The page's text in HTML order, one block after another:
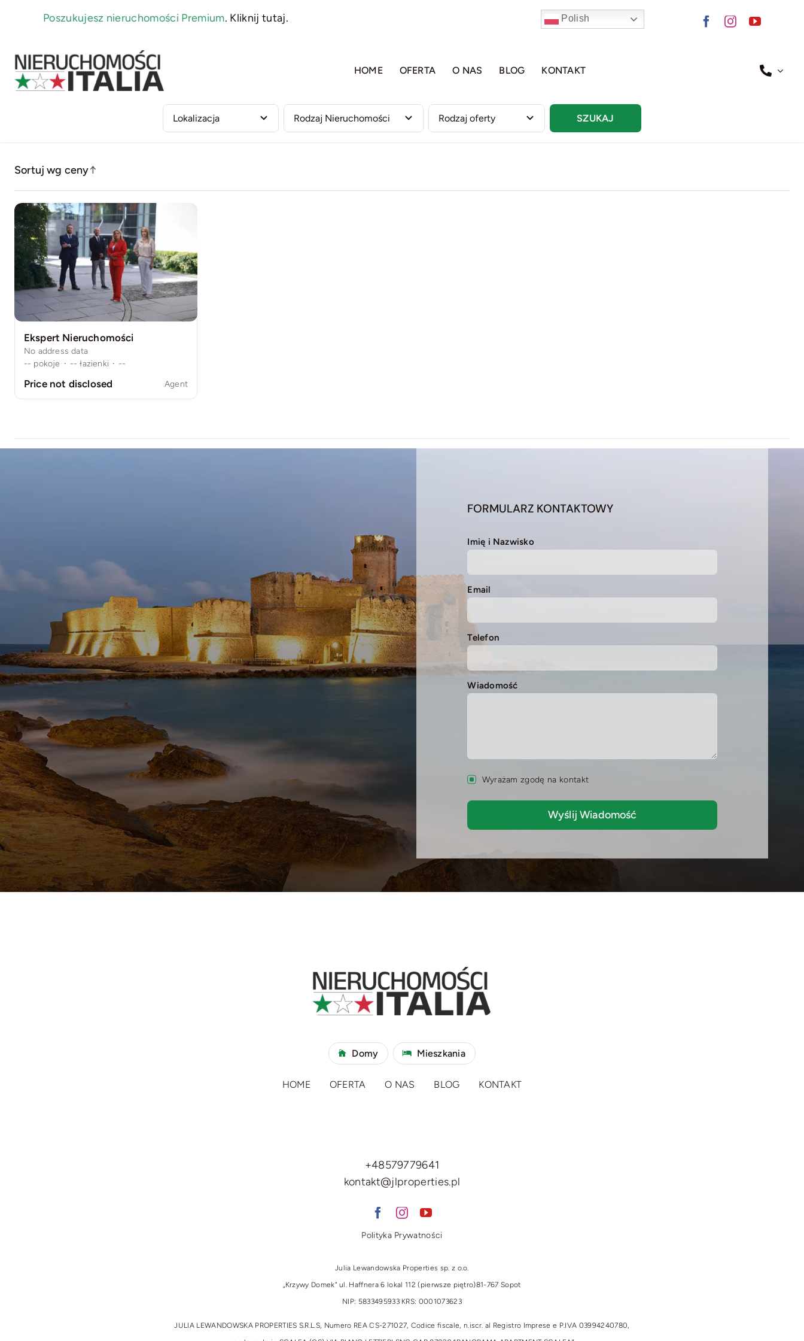
Poszukujesz nieruchomości Premium. Kliknij tutaj. Polish
HOME OFERTA O NAS BLOG KONTAKT
SZUKAJ
Sortuj wg ceny↑
Ekspert Nieruchomości
No address data
-- pokoje · -- łazienki · --
Price not disclosed Agent
FORMULARZ KONTAKTOWY
Imię i Nazwisko
Email
Telefon
Wiadomość
Wyrażam zgodę na kontakt
Wyślij Wiadomość
Domy Mieszkania
HOME OFERTA O NAS BLOG KONTAKT
+48579779641
kontakt@jlproperties.pl
Polityka Prywatności
Julia Lewandowska Properties sp. z o.o.
„Krzywy Domek” ul. Haffnera 6 lokal 112 (pierwsze piętro)81-767 Sopot
NIP: 5833495933 KRS: 0001073623
JULIA LEWANDOWSKA PROPERTIES S.R.L.S, Numero REA CS-271027, Codice fiscale, n.iscr. al Registro Imprese e P.IVA 03994240780,